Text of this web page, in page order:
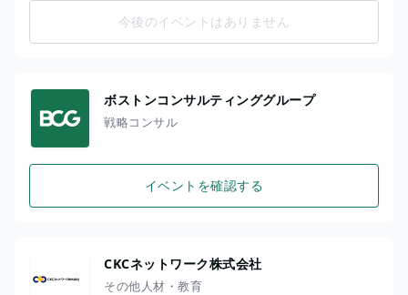
今後のイベントはありません
ボストンコンサルティンググループ
戦略コンサル
イベントを確認する
CKCネットワーク株式会社
その他人材・教育